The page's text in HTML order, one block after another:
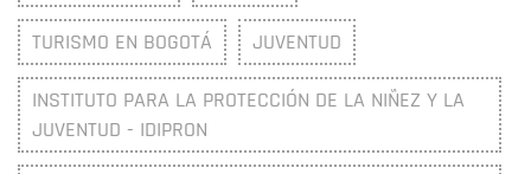
TURISMO EN BOGOTÁ JUVENTUD
INSTITUTO PARA LA PROTECCIÓN DE LA NIÑEZ Y LA
JUVENTUD - IDIPRON